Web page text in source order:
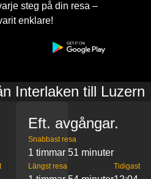
steg på din resa –
enklare!
Interlaken till Luzern
Eft. avgångar.
Snabbast resa
1 timmar 51 minuter
Längst resa Tidigast